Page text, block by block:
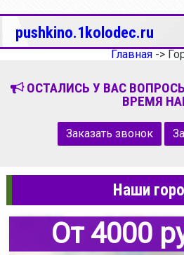
pushkino.1kolodec.ru
Главная->
ОСТАЛИСЬ У ВАС
ВРЕМЯ
Заказать звонок
Наши
От 4000